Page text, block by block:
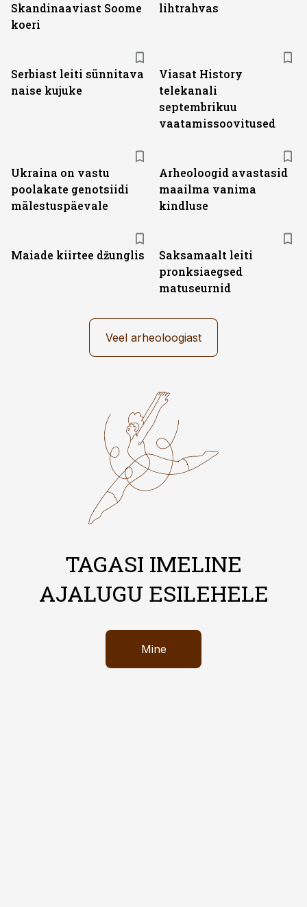
Skandinaaviast Soome
koeri
lihtrahvas
Serbiast leiti sünnitava
naise kujuke
Viasat History
telekanali
septembrikuu
vaatamissoovitused
Ukraina on vastu
poolakate genotsiidi
mälestuspäevale
Arheoloogid avastasid
maailma vanima
kindluse
Maiade kiirtee džunglis
Saksamaalt leiti
pronksiaegsed
matuseurnid
Veel arheoloogiast
TAGASI IMELINE
AJALUGU ESILEHELE
Mine